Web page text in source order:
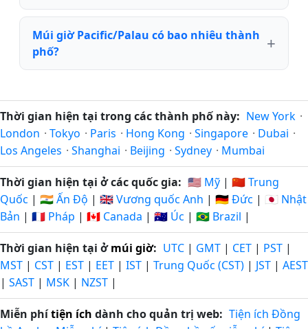
Múi giờ Pacific/Palau có bao nhiêu thành
phố?
Thời gian hiện tại trong các thành phố này: New York ·
London · Tokyo · Paris · Hong Kong · Singapore · Dubai ·
Los Angeles · Shanghai · Beijing · Sydney · Mumbai
Thời gian hiện tại ở các quốc gia: 🇺🇸 Mỹ | 🇨🇳 Trung
Quốc | 🇮🇳 Ấn Độ | 🇬🇧 Vương quốc Anh | 🇩🇪 Đức | 🇯🇵 Nhật
Bản | 🇫🇷 Pháp | 🇨🇦 Canada | 🇦🇺 Úc | 🇧🇷 Brazil |
Thời gian hiện tại ởmúi giờ: UTC | GMT | CET | PST |
MST | CST | EST | EET | IST | Trung Quốc (CST) | JST | AEST
| SAST | MSK | NZST |
Miễn phítiện ích dành cho quản trị web: Tiện ích Đồng